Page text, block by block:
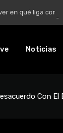
liga competirá”
Noticias
Con